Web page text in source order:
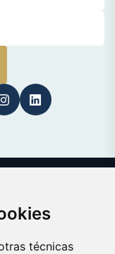
técnicas